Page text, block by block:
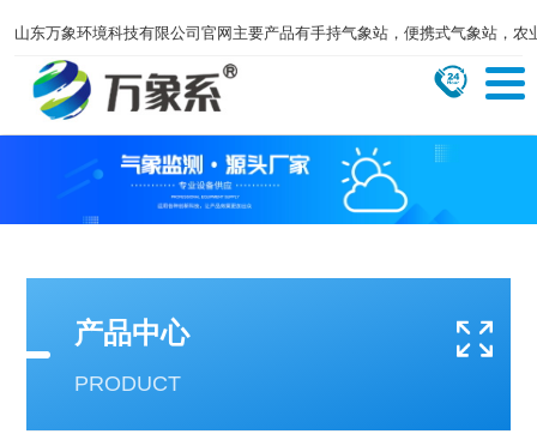
山东万象环境科技有限公司官网主要产品有手持气象站，便携式气象站，
产品中心
PRODUCT